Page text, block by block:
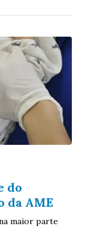
do
da AME
maior parte